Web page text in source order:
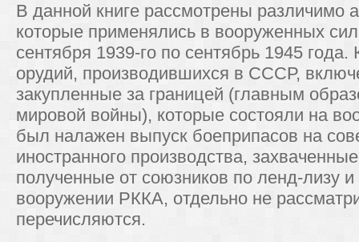
В данной книге рассмотрены различимо
которые применялись в вооруженных
сентября 1939-го по сентябрь 1945
орудий, производившихся в СССР,
закупленные за границей (главным
мировой войны), которые состояли на
был налажен выпуск боеприпасов на
иностранного производства,
полученные от союзников по ленд-лизу
вооружении РККА, отдельно не
перечисляются.